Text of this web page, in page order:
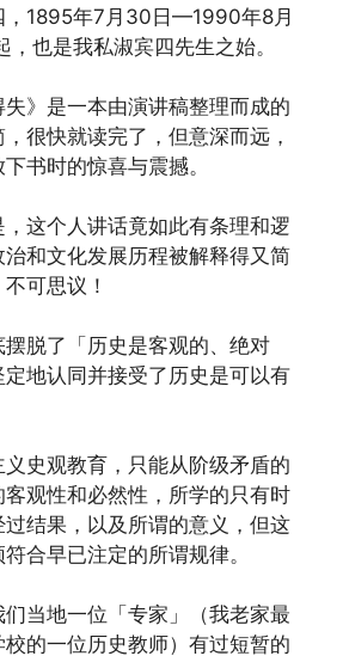
，1895年7月30日—1990年8月
也是我私淑宾四先生之始。
失》是一本由演讲稿整理而成的
很快就读完了，但意深而远，
书时的惊喜与震撼。
这个人讲话竟如此有条理和逻
和文化发展历程被解释得又简
可思议！
脱了「历史是客观的、绝对
地认同并接受了历史是可以有
史观教育，只能从阶级矛盾的
观性和必然性，所学的只有时
结果，以及所谓的意义，但这
合早已注定的所谓规律。
当地一位「专家」（我老家最
的一位历史教师）有过短暂的